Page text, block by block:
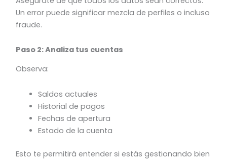
Un error puede significar mezcla de perfiles o incluso
fraude.
Paso 2: Analiza tus cuentas
Observa:
Saldos actuales
Historial de pagos
Fechas de apertura
Estado de la cuenta
Esto te permitirá entender si estás gestionando bien